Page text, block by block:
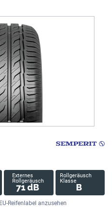
Externes
Rollgeräusch
71 dB
Rollgeräusch
Klasse
B
Reifenlabel anzusehen